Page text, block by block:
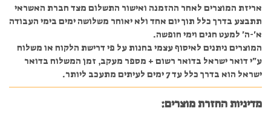
אריזת המוצרים לאחר ההזמנה ואישור התשלום מצד חברת האשראי
תתבצע בדרך כלל תוך יום אחד ולא יאוחר משלושה ימים בימי העבודה
א'-ה' למעט חגים וימי חופשה.
המוצרים ניתנים לאיסוף עצמי בחנות על פי דרישת הלקוח או משלוח
ע"י דואר ישראל בדואר רשום + מספר מעקב, זמן המשלוח בדואר
ישראל הוא בדרך כלל עד 7 ימים לעיתים מתעכב ליותר.
מדיניות החזרת מוצרים: